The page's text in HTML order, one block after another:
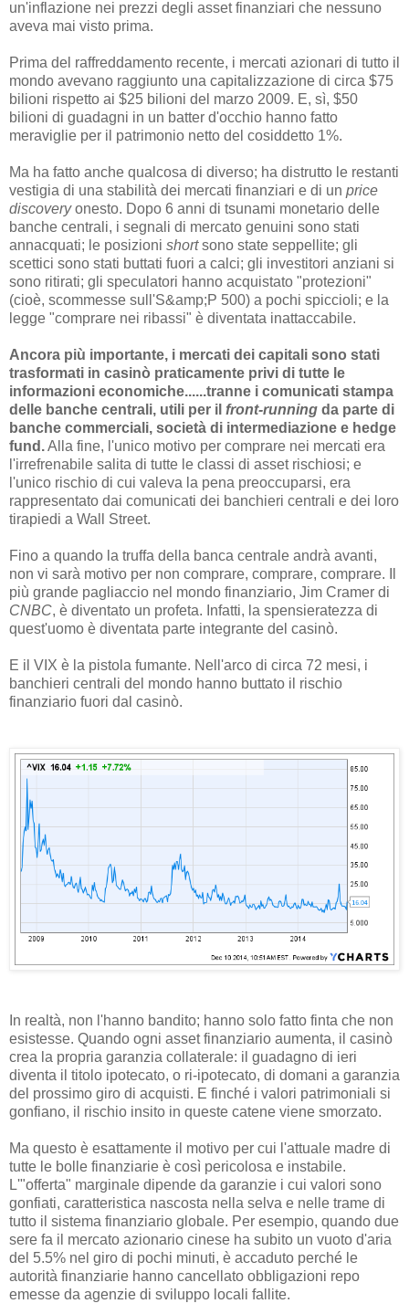
un'inflazione nei prezzi degli asset finanziari che nessuno
aveva mai visto prima.
Prima del raffreddamento recente, i mercati azionari di tutto il
mondo avevano raggiunto una capitalizzazione di circa $75
bilioni rispetto ai $25 bilioni del marzo 2009. E, sì, $50
bilioni di guadagni in un batter d'occhio hanno fatto
meraviglie per il patrimonio netto del cosiddetto 1%.
Ma ha fatto anche qualcosa di diverso; ha distrutto le restanti
vestigia di una stabilità dei mercati finanziari e di un price
discoveryonesto. Dopo 6 anni di tsunami monetario delle
banche centrali, i segnali di mercato genuini sono stati
annacquati; le posizioni shortsono state seppellite; gli
scettici sono stati buttati fuori a calci; gli investitori anziani si
sono ritirati; gli speculatori hanno acquistato "protezioni"
(cioè, scommesse sull'S&amp;P 500) a pochi spiccioli; e la
legge "comprare nei ribassi" è diventata inattaccabile.
Ancora più importante, i mercati dei capitali sono stati
trasformati in casinò praticamente privi di tutte le
informazioni economiche......tranne i comunicati stampa
delle banche centrali, utili per il front-running da parte di
banche commerciali, società di intermediazione e hedge
fund.Alla fine, l'unico motivo per comprare nei mercati era
l'irrefrenabile salita di tutte le classi di asset rischiosi; e
l'unico rischio di cui valeva la pena preoccuparsi, era
rappresentato dai comunicati dei banchieri centrali e dei loro
tirapiedi a Wall Street.
Fino a quando la truffa della banca centrale andrà avanti,
non vi sarà motivo per non comprare, comprare, comprare. Il
più grande pagliaccio nel mondo finanziario, Jim Cramer di
CNBC, è diventato un profeta. Infatti, la spensieratezza di
quest'uomo è diventata parte integrante del casinò.
E il VIX è la pistola fumante. Nell'arco di circa 72 mesi, i
banchieri centrali del mondo hanno buttato il rischio
finanziario fuori dal casinò.
In realtà, non l'hanno bandito; hanno solo fatto finta che non
esistesse. Quando ogni asset finanziario aumenta, il casinò
crea la propria garanzia collaterale: il guadagno di ieri
diventa il titolo ipotecato, o ri-ipotecato, di domani a garanzia
del prossimo giro di acquisti. E finché i valori patrimoniali si
gonfiano, il rischio insito in queste catene viene smorzato.
Ma questo è esattamente il motivo per cui l'attuale madre di
tutte le bolle finanziarie è così pericolosa e instabile.
L'"offerta" marginale dipende da garanzie i cui valori sono
gonfiati, caratteristica nascosta nella selva e nelle trame di
tutto il sistema finanziario globale. Per esempio, quando due
sere fa il mercato azionario cinese ha subito un vuoto d'aria
del 5.5% nel giro di pochi minuti, è accaduto perché le
autorità finanziarie hanno cancellato obbligazioni repo
emesse da agenzie di sviluppo locali fallite.